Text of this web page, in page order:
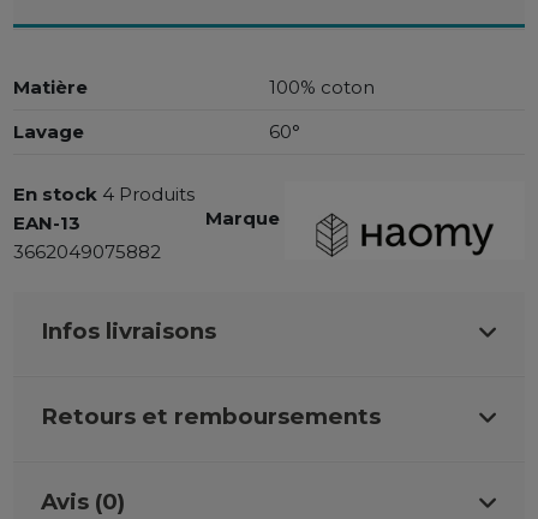
Matière
100% coton
Lavage
60°
Marque
En stock 4 Produits
EAN-13
3662049075882
Infos livraisons
Retours et remboursements
Avis (0)